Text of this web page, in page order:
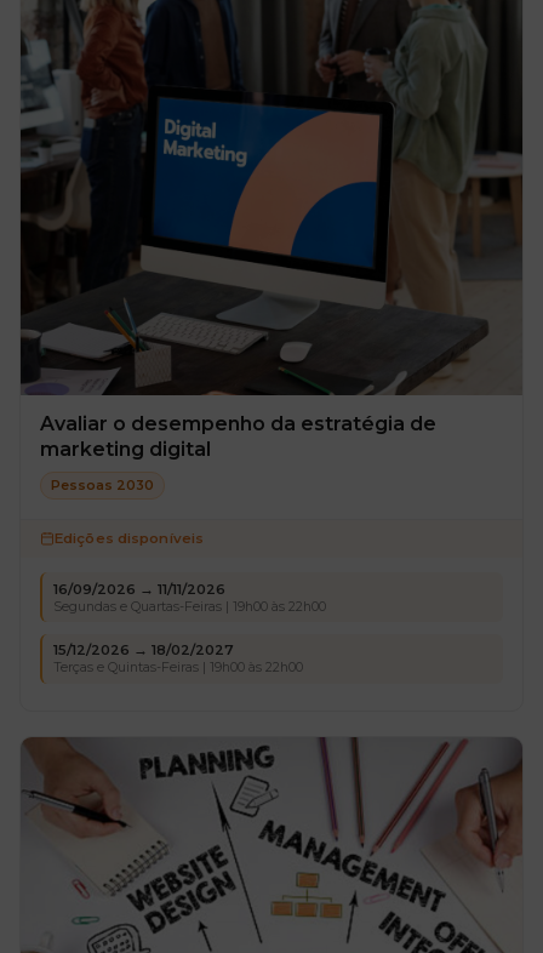
Avaliar o desempenho da estratégia de
marketing digital
Pessoas 2030
Edições disponíveis
16/09/2026 → 11/11/2026
Segundas e Quartas-Feiras | 19h00 às 22h00
15/12/2026 → 18/02/2027
Terças e Quintas-Feiras | 19h00 às 22h00